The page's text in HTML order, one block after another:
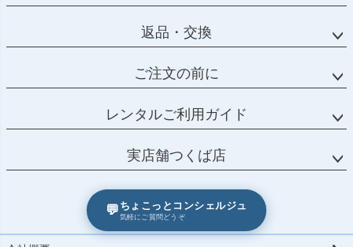
💬 ちょこっとコンシェルジュ
気軽にご質問どうぞ
返品・交換
ご注文の前に
レンタルご利用ガイド
実店舗つくば店